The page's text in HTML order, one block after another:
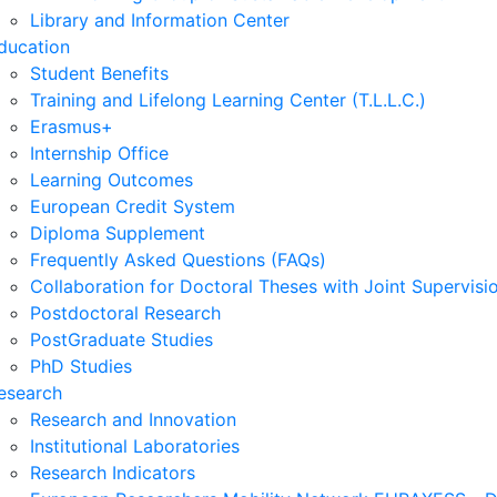
Library and Information Center
Student Benefits
Training and Lifelong Learning Center (T.L.L.C.)
Erasmus+
Internship Office
Learning Outcomes
European Credit System
Diploma Supplement
Frequently Asked Questions (FAQs)
Collaboration for Doctoral Theses with Joint
Postdoctoral Research
PostGraduate Studies
PhD Studies
Research and Innovation
Institutional Laboratories
Research Indicators